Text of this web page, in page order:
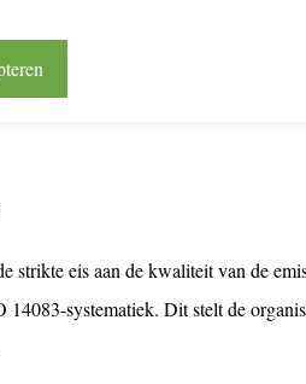
aan organisaties die
worden binnen een scope van
certificering de bevestiging dat de
strikte eis aan de kwaliteit van de
systematiek. Dit stelt de